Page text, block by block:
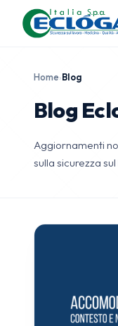
Home›Blog
Blog
Aggiornamenti
sulla sicurezza